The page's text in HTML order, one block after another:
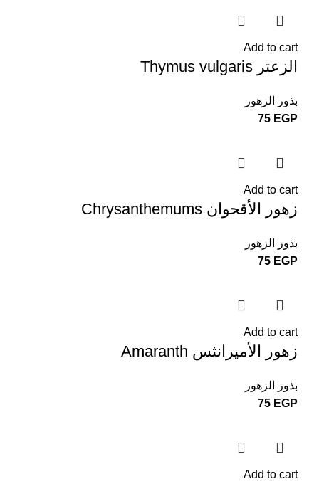
Add to cart
الزعتر Thymus vulgaris
بذور الزهور
75 EGP
Add to cart
زهور الأقحوان Chrysanthemums
بذور الزهور
75 EGP
Add to cart
زهور الأميرانثس Amaranth
بذور الزهور
75 EGP
Add to cart